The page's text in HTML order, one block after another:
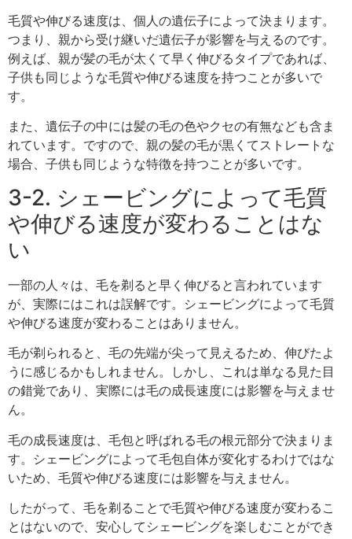
毛質や伸びる速度は、個人の遺伝子によって決まります。
つまり、親から受け継いだ遺伝子が影響を与えるのです。
例えば、親が髪の毛が太くて早く伸びるタイプであれば、
子供も同じような毛質や伸びる速度を持つことが多いで
す。
また、遺伝子の中には髪の毛の色やクセの有無なども含ま
れています。ですので、親の髪の毛が黒くてストレートな
場合、子供も同じような特徴を持つことが多いです。
3-2. シェービングによって毛質
や伸びる速度が変わることはな
い
一部の人々は、毛を剃ると早く伸びると言われています
が、実際にはこれは誤解です。シェービングによって毛質
や伸びる速度が変わることはありません。
毛が剃られると、毛の先端が尖って見えるため、伸びたよ
うに感じるかもしれません。しかし、これは単なる見た目
の錯覚であり、実際には毛の成長速度には影響を与えませ
ん。
毛の成長速度は、毛包と呼ばれる毛の根元部分で決まりま
す。シェービングによって毛包自体が変化するわけではな
いため、毛質や伸びる速度には影響を与えません。
したがって、毛を剃ることで毛質や伸びる速度が変わるこ
とはないので、安心してシェービングを楽しむことができ